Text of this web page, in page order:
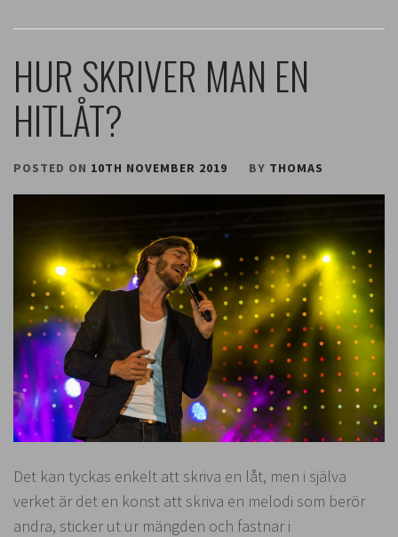
HUR SKRIVER MAN EN
HITLÅT?
POSTED ON 10TH NOVEMBER 2019 BY THOMAS
Det kan tyckas enkelt att skriva en låt, men i själva
verket är det en konst att skriva en melodi som berör
andra, sticker ut ur mängden och fastnar i